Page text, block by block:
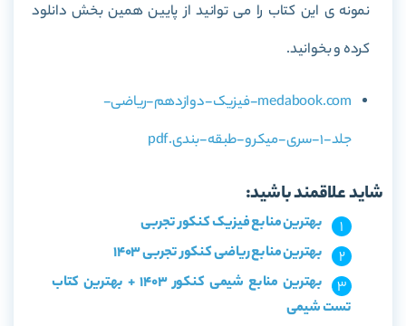
نمونه ی این کتاب را می توانید از پایین همین بخش دانلود
کرده و بخوانید.
medabook.com-فیزیک-دوازدهم-ریاضی-
جلد-1-سری-میکرو-طبقه-بندی.pdf
شاید علاقمند باشید:
بهترین منابع فیزیک کنکور تجربی
بهترین منابع ریاضی کنکور تجربی 1403
بهترین منابع شیمی کنکور 1403 + بهترین کتاب
تست شیمی